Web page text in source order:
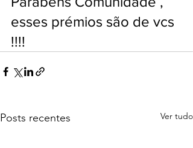
esses prémios são de vcs
!!!!
Posts recentes Ver tudo